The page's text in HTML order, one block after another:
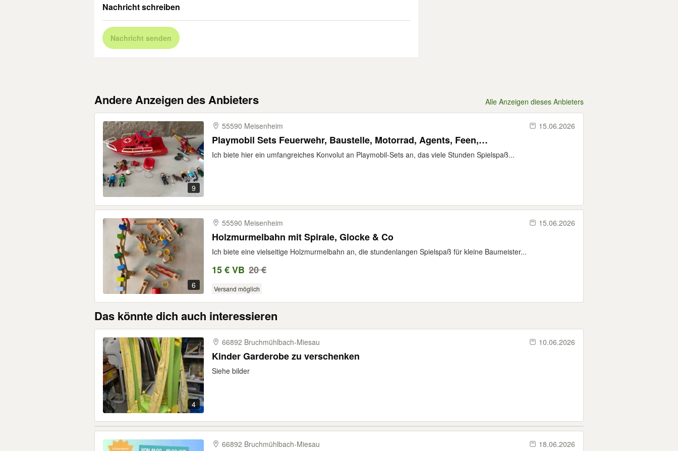
Nachricht schreiben
Nachricht senden
Andere Anzeigen des Anbieters Alle Anzeigen dieses Anbieters
9
55590 Meisenheim 15.06.2026
Playmobil Sets Feuerwehr, Baustelle, Motorrad, Agents, Feen,…
Ich biete hier ein umfangreiches Konvolut an Playmobil-Sets an, das viele Stunden Spielspaß...
6
55590 Meisenheim 15.06.2026
Holzmurmelbahn mit Spirale, Glocke & Co
Ich biete eine vielseitige Holzmurmelbahn an, die stundenlangen Spielspaß für kleine Baumeister...
15 € VB 20 €
Versand möglich
Das könnte dich auch interessieren
4
66892 Bruchmühlbach-​Miesau 10.06.2026
Kinder Garderobe zu verschenken
Siehe bilder
66892 Bruchmühlbach-​Miesau 18.06.2026